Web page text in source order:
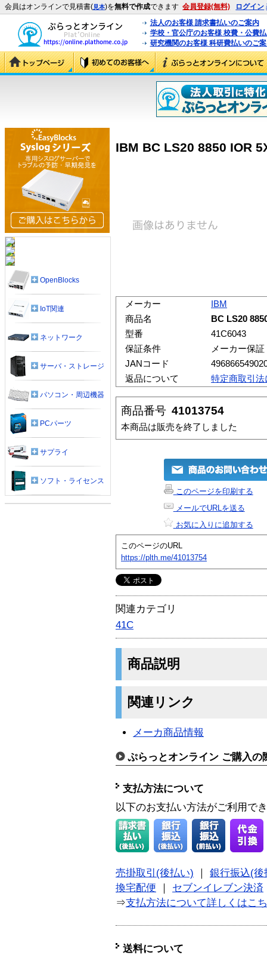
会員はオンラインで見積書(見本)を無料で作成できます 会員登録(無料) ログイン
法人のお客様 請求書払いのご案内
学校・官公庁のお客様 校費・公費
研究機関のお客様 科研費払いのご
IBM BC LS20 8850 IOR
メーカー
IBM
商品名
BC LS20
型番
41C6043
保証条件
メーカー保証
JANコード
返品について
特定商取引
商品番号 41013754
本商品は販売を終了しました
このページを印刷する
メールでURLを送る
お気に入りに追加する
このページのURL
https://plth.me/41013754
関連カテゴリ
41C
商品説明
関連リンク
メーカ商品情報
ぷらっとオンライン ご購入の
支払方法について
以下のお支払い方法がご利用で
売掛取引(後払い)
銀行振込(後
換宅配便
セブンイレブン決済
⇒支払方法について詳しくはこ
送料について
OpenBlocks
IoT関連
ネットワーク
サーバ・ストレージ
パソコン・周辺機器
PCパーツ
サプライ
ソフト・ライセンス